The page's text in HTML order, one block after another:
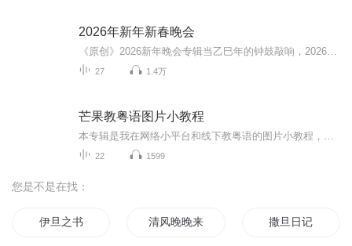
2026年新年新春晚会
27 1.4万
芒果教粤语图片小教程
22 1599
您是不是在找：
伊旦之书 清风晚晚来 撒旦日记